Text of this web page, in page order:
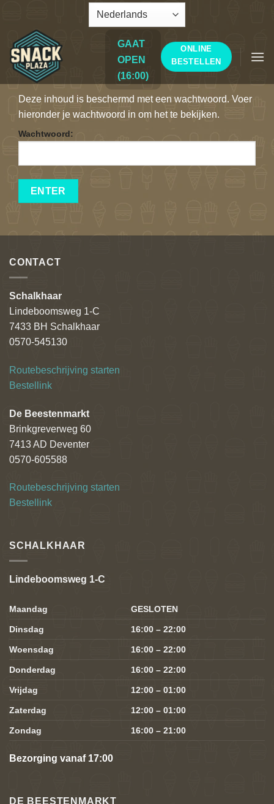
inhoud
GAAT
OPEN
(16:00)
ONLINE
BESTELLEN
Deze inhoud is beschermd met een wachtwoord. Voer
hieronder je wachtwoord in om het te bekijken.
Wachtwoord:
CONTACT
Schalkhaar
Lindeboomsweg 1-C
7433 BH Schalkhaar
0570-545130
Routebeschrijving starten
Bestellink
De Beestenmarkt
Brinkgreverweg 60
7413 AD Deventer
0570-605588
Routebeschrijving starten
Bestellink
SCHALKHAAR
Lindeboomsweg 1-C
Maandag GESLOTEN
Dinsdag 16:00 – 22:00
Woensdag 16:00 – 22:00
Donderdag 16:00 – 22:00
Vrijdag 12:00 – 01:00
Zaterdag 12:00 – 01:00
Zondag 16:00 – 21:00
Bezorging vanaf 17:00
DE BEESTENMARKT